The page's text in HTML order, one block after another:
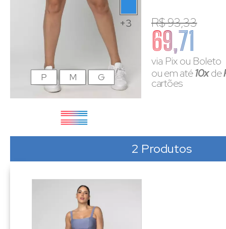
+3 R$ 93,33
69,71
via Pix ou Boleto
ou em até10xde
cartões
P M G
2 Produtos